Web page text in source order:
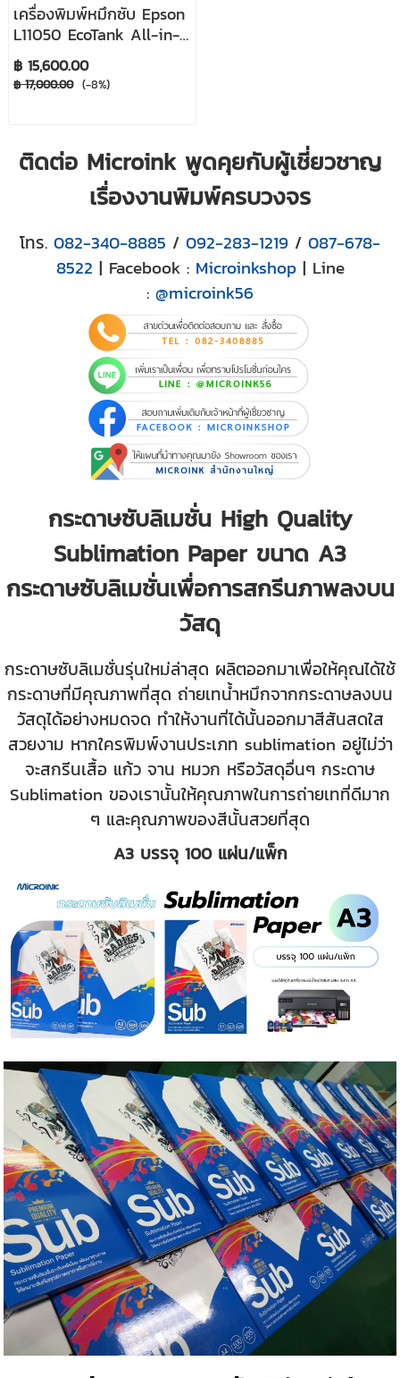
เครื่องพิมพ์หมึกซับ Epson
L11050 EcoTank All-in-
One Ink Tank Printer
ขนาด A3 Sublimation
printer
฿ 15,600.00
฿ 17,000.00 (-8%)
ติดต่อ Microink พูดคุยกับผู้เชี่ยวชาญ
เรื่องงานพิมพ์ครบวงจร
โทร. 082-340-8885 / 092-283-1219 / 087-678-
8522 | Facebook : Microinkshop| Line
: @microink56
กระดาษซับลิเมชั่น High Quality
Sublimation Paper ขนาด A3
กระดาษซับลิเมชั่นเพื่อการสกรีนภาพลงบน
วัสดุ
กระดาษซับลิเมชั่นรุ่นใหม่ล่าสุด ผลิตออกมาเพื่อให้คุณได้ใช้
กระดาษที่มีคุณภาพที่สุด ถ่ายเทน้ำหมึกจากกระดาษลงบน
วัสดุได้อย่างหมดจด ทำให้งานที่ได้นั้นออกมาสีสันสดใส
สวยงาม หากใครพิมพ์งานประเภท sublimation อยู่ไม่ว่า
จะสกรีนเสื้อ แก้ว จาน หมวก หรือวัสดุอื่นๆ กระดาษ
Sublimation ของเรานั้นให้คุณภาพในการถ่ายเทที่ดีมาก
ๆ และคุณภาพของสีนั้นสวยที่สุด
A3 บรรจุ 100 แผ่น/แพ็ก